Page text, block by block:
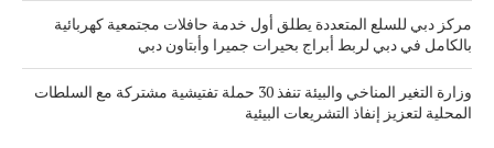
مركز دبي للسلع المتعددة يطلق أول خدمة حافلات مجتمعية كهربائية
بالكامل في دبي لربط أبراج بحيرات جميرا وأبتاون دبي
وزارة التغير المناخي والبيئة تنفذ 30 حملة تفتيشية مشتركة مع السلطات
المحلية لتعزيز إنفاذ التشريعات البيئية